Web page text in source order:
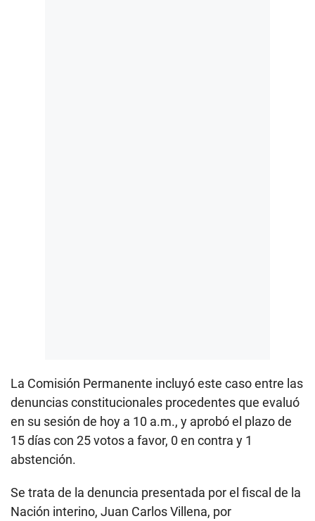
La Comisión Permanente incluyó este caso entre las
denuncias constitucionales procedentes que evaluó
en su sesión de hoy a 10 a.m., y aprobó el plazo de
15 días con 25 votos a favor, 0 en contra y 1
abstención.
Se trata de la denuncia presentada por el fiscal de la
Nación interino, Juan Carlos Villena, por